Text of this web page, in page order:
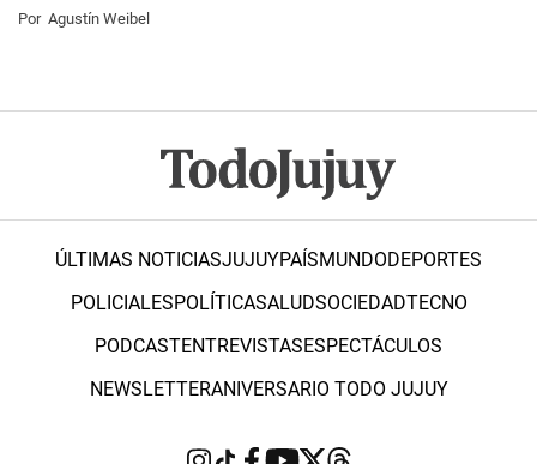
Por Agustín Weibel
ÚLTIMAS NOTICIASJUJUYPAÍSMUNDODEPORTES
POLICIALESPOLÍTICASALUDSOCIEDADTECNO
PODCASTENTREVISTASESPECTÁCULOS
NEWSLETTERANIVERSARIO TODO JUJUY